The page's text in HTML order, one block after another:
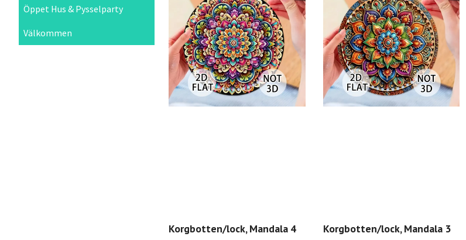
Öppet Hus & Pysselparty
Välkommen
Korgbotten/lock, Mandala 4 Korgbotten/lock, Mandala 3